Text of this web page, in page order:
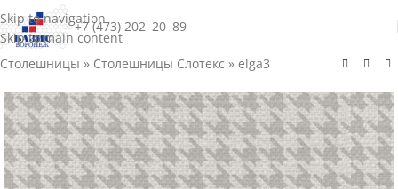
Skip to navigation
Skip to main content
+7 (473) 202–20–89
Столешницы » Столешницы Слотекс » elga3